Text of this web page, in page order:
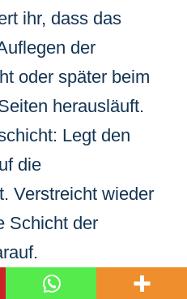
ihr, dass das
der
oder später beim
herausläuft.
Legt den
die
Verstreicht wieder
Schicht der
und die